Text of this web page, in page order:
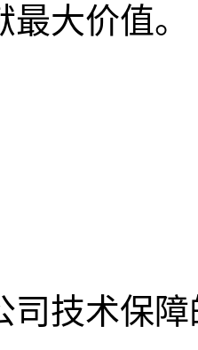
大价值。
司技术保